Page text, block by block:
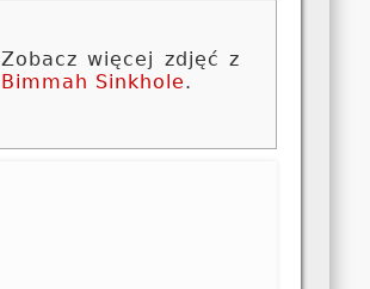
Zobacz więcej zdjęć z
Bimmah Sinkhole.